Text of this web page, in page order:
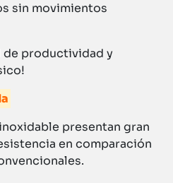
sin movimientos
de productividad y
presentan gran
en comparación